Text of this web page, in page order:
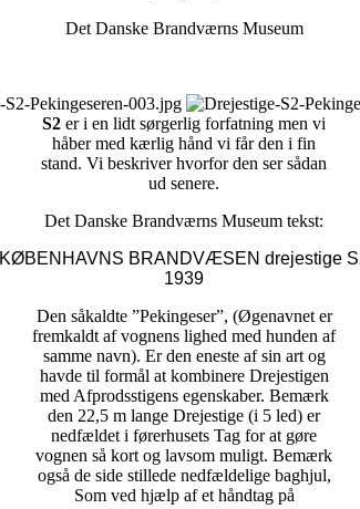
Det Danske Brandværns Museum
S2 er i en lidt sørgerlig forfatning men vi
håber med kærlig hånd vi får den i fin
stand. Vi beskriver hvorfor den ser sådan
ud senere.
Det Danske Brandværns Museum tekst:
KØBENHAVNS BRANDVÆSEN drejestige
1939
Den såkaldte ”Pekingeser”, (Øgenavnet er
fremkaldt af vognens lighed med hunden af
samme navn). Er den eneste af sin art og
havde til formål at kombinere Drejestigen
med Afprodsstigens egenskaber. Bemærk
den 22,5 m lange Drejestige (i 5 led) er
nedfældet i førerhusets Tag for at gøre
vognen så kort og lavsom muligt. Bemærk
også de side stillede nedfældelige baghjul,
Som ved hjælp af et håndtag på